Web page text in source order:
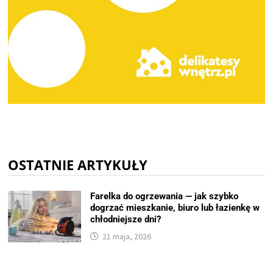
OSTATNIE ARTYKUŁY
Farelka do ogrzewania — jak szybko
dogrzać mieszkanie, biuro lub łazienkę w
chłodniejsze dni?
21 maja, 2026